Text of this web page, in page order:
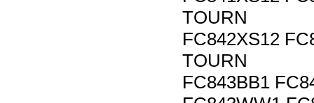
TOURN
FC842XS12
TOURN
FC843BB1